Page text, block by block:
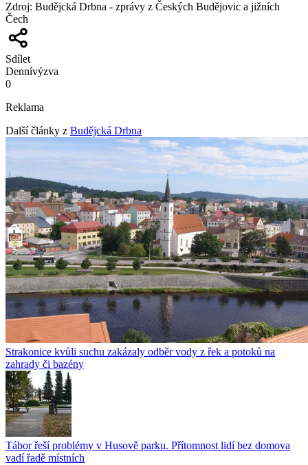
Zdroj: Budějcká Drbna - zprávy z Českých Budějovic a jižních
Čech
Sdílet
Dennívýzva
0
Reklama
Další články z Budějcká Drbna
Strakonice kvůli suchu zakázaly odběr vody z řek a potoků na
zahrady či bazény
Tábor řeší problémy v Husově parku. Přítomnost lidí bez domova
vadí řadě místních